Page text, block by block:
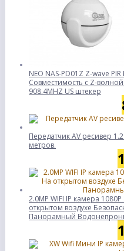
NEO NAS-PD01Z Z-wave
Совместимость с Z-
908.4MHZ US штекер
Передатчик AV ресивер
метров.
2.0MP WIFI IP камера
открытом воздухе
Панорамный